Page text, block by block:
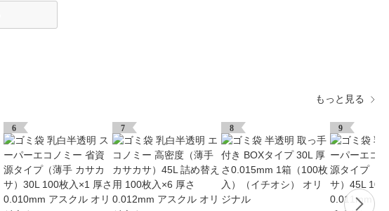
もっと見る
6 7 8 9